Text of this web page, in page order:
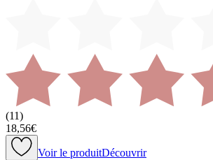
(11)
18,56€
Voir le produitDécouvrir